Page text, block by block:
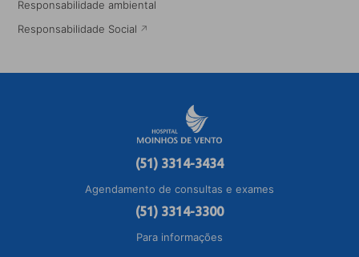
Responsabilidade ambiental
Responsabilidade Social
(51) 3314-3434
Agendamento de consultas e exames
(51) 3314-3300
Para informações